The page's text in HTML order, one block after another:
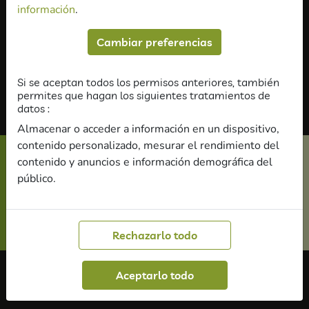
Classes de repàs de totes les carreres (ADE, FIC,
Economia, Dret, Enginyeries, Turisme, Treball Social,
Psicologia…) i els seus respectius màsters.
Encara tens dubtes?
Formulari de contacte
información.
Cambiar preferencias
Si se aceptan todos los permisos anteriores, también
permites que hagan los siguientes tratamientos de
datos :
Almacenar o acceder a información en un dispositivo,
contenido personalizado, mesurar el rendimiento del
contenido y anuncios e información demográfica del
público.
Rechazarlo todo
Aceptarlo todo